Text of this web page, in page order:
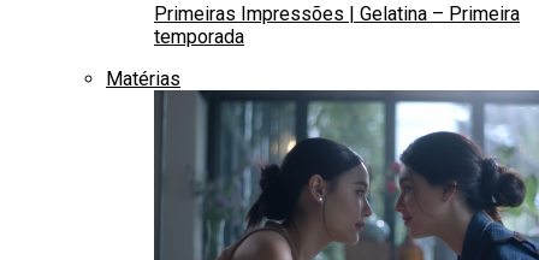
Primeiras Impressões | Gelatina – Primeira
temporada
Matérias